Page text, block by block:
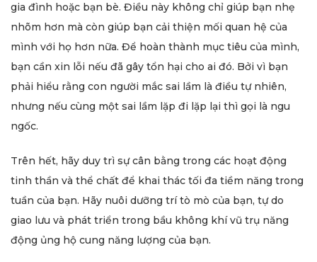
gia đình hoặc bạn bè. Điều này không chỉ giúp bạn nhẹ
nhõm hơn mà còn giúp bạn cải thiện mối quan hệ của
mình với họ hơn nữa. Để hoàn thành mục tiêu của mình,
bạn cần xin lỗi nếu đã gây tổn hại cho ai đó. Bởi vì bạn
phải hiểu rằng con người mắc sai lầm là điều tự nhiên,
nhưng nếu cùng một sai lầm lặp đi lặp lại thì gọi là ngu
ngốc.
Trên hết, hãy duy trì sự cân bằng trong các hoạt động
tinh thần và thể chất để khai thác tối đa tiềm năng trong
tuần của bạn. Hãy nuôi dưỡng trí tò mò của bạn, tự do
giao lưu và phát triển trong bầu không khí vũ trụ năng
động ủng hộ cung năng lượng của bạn.